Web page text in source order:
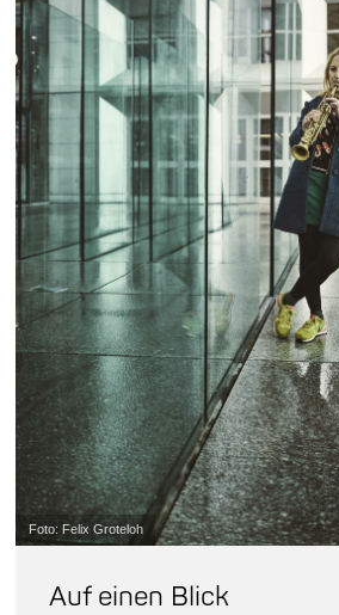
Foto: Felix Groteloh
Auf einen Blick